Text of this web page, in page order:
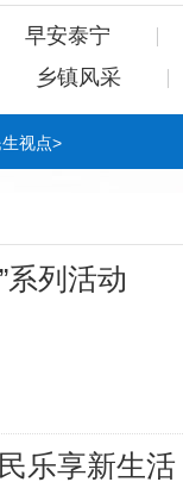
早安泰宁
乡镇风采
生视点>
系列活动
乐享新生活